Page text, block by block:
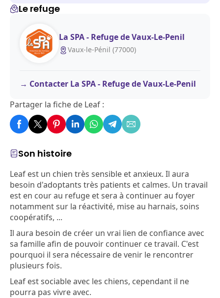
Son histoire
Leaf est un chien très sensible et anxieux. Il aura
besoin d'adoptants très patients et calmes. Un travail
est en cour au refuge et sera à continuer au foyer
notamment sur la réactivité, mise au harnais, soins
coopératifs, ...
Il aura besoin de créer un vrai lien de confiance avec
sa famille afin de pouvoir continuer ce travail. C'est
pourquoi il sera nécessaire de venir le rencontrer
plusieurs fois.
Leaf est sociable avec les chiens, cependant il ne
pourra pas vivre avec.
Le refuge
La SPA - Refuge de Vaux-Le-Penil
Vaux-le-Pénil (77000)
Contacter La SPA - Refuge de Vaux-Le-Penil
Partager la fiche de Leaf :